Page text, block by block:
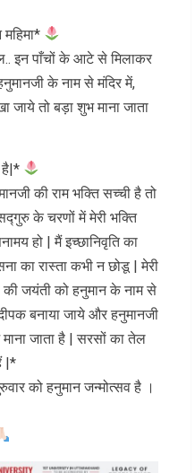
इन पाँचों के आटे से मिलाकर
के नाम से मंदिर में,
जाये तो बड़ा शुभ माना जाता
है|*
की राम भक्ति सच्ची है तो
के चरणों में मेरी भक्ति
हो | मैं इच्छानिवृति का
का रास्ता कभी न छोडू | मेरी
की जयंती को हनुमान के नाम से
बनाया जाये और हनुमानजी
जाता है | सरसों का तेल
|*
को हनुमान जन्मोत्सव है ।